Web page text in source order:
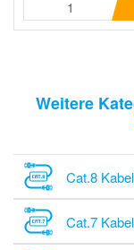
Weitere
Cat.8 Kabel
Cat.7 Kabel